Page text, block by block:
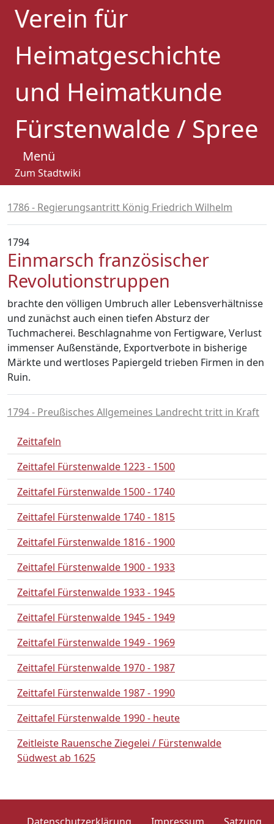
Verein für
Heimatgeschichte
und Heimatkunde
Fürstenwalde / Spree
Menü
Zum Stadtwiki
1786 - Regierungsantritt König Friedrich Wilhelm
1794
Einmarsch französischer
Revolutionstruppen
brachte den völligen Umbruch aller Lebensverhältnisse
und zunächst auch einen tiefen Absturz der
Tuchmacherei. Beschlagnahme von Fertigware, Verlust
immenser Außenstände, Exportverbote in bisherige
Märkte und wertloses Papiergeld trieben Firmen in den
Ruin.
1794 - Preußisches Allgemeines Landrecht tritt in Kraft
Zeittafeln
Zeittafel Fürstenwalde 1223 - 1500
Zeittafel Fürstenwalde 1500 - 1740
Zeittafel Fürstenwalde 1740 - 1815
Zeittafel Fürstenwalde 1816 - 1900
Zeittafel Fürstenwalde 1900 - 1933
Zeittafel Fürstenwalde 1933 - 1945
Zeittafel Fürstenwalde 1945 - 1949
Zeittafel Fürstenwalde 1949 - 1969
Zeittafel Fürstenwalde 1970 - 1987
Zeittafel Fürstenwalde 1987 - 1990
Zeittafel Fürstenwalde 1990 - heute
Zeitleiste Rauensche Ziegelei / Fürstenwalde
Südwest ab 1625